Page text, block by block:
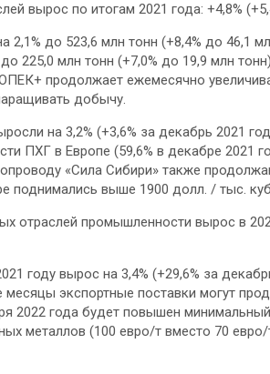
вырос по итогам 2021 года: +4,8%
2,1% до 523,6 млн тонн (+8,4% до 46,1
225,0 млн тонн (+7,0% до 19,9 млн
продолжает ежемесячно
добычу.
на 3,2% (+3,6% за декабрь 2021
ПХГ в Европе (59,6% в декабре 2021
«Сила Сибири» также
поднимались выше 1900 долл. / тыс.
отраслей промышленности вырос в
году вырос на 3,4% (+29,6% за
месяцы экспортные поставки могут
2022 года будет повышен
металлов (100 евро/т вместо 70